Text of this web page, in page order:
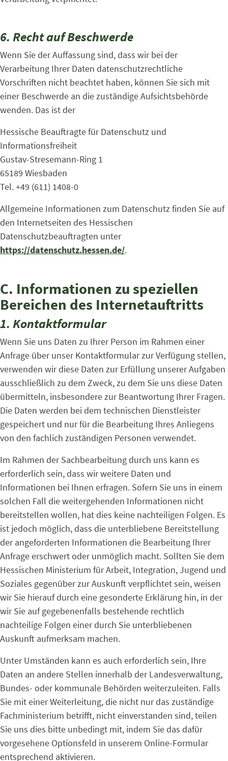
6. Recht auf Beschwerde
Wenn Sie der Auffassung sind, dass wir bei der
Verarbeitung Ihrer Daten datenschutzrechtliche
Vorschriften nicht beachtet haben, können Sie sich mit
einer Beschwerde an die zuständige Aufsichtsbehörde
wenden. Das ist der
Hessische Beauftragte für Datenschutz und
Informationsfreiheit
Gustav-Stresemann-Ring 1
65189 Wiesbaden
Tel. +49 (611) 1408-0
Allgemeine Informationen zum Datenschutz finden Sie auf
den Internetseiten des Hessischen
Datenschutzbeauftragten unter
https://datenschutz.hessen.de/.
C. Informationen zu speziellen
Bereichen des Internetauftritts
1. Kontaktformular
Wenn Sie uns Daten zu Ihrer Person im Rahmen einer
Anfrage über unser Kontaktformular zur Verfügung stellen,
verwenden wir diese Daten zur Erfüllung unserer Aufgaben
ausschließlich zu dem Zweck, zu dem Sie uns diese Daten
übermitteln, insbesondere zur Beantwortung Ihrer Fragen.
Die Daten werden bei dem technischen Dienstleister
gespeichert und nur für die Bearbeitung Ihres Anliegens
von den fachlich zuständigen Personen verwendet.
Im Rahmen der Sachbearbeitung durch uns kann es
erforderlich sein, dass wir weitere Daten und
Informationen bei Ihnen erfragen. Sofern Sie uns in einem
solchen Fall die weitergehenden Informationen nicht
bereitstellen wollen, hat dies keine nachteiligen Folgen. Es
ist jedoch möglich, dass die unterbliebene Bereitstellung
der angeforderten Informationen die Bearbeitung Ihrer
Anfrage erschwert oder unmöglich macht. Sollten Sie dem
Hessischen Ministerium für Arbeit, Integration, Jugend und
Soziales gegenüber zur Auskunft verpflichtet sein, weisen
wir Sie hierauf durch eine gesonderte Erklärung hin, in der
wir Sie auf gegebenenfalls bestehende rechtlich
nachteilige Folgen einer durch Sie unterbliebenen
Auskunft aufmerksam machen.
Unter Umständen kann es auch erforderlich sein, Ihre
Daten an andere Stellen innerhalb der Landesverwaltung,
Bundes- oder kommunale Behörden weiterzuleiten. Falls
Sie mit einer Weiterleitung, die nicht nur das zuständige
Fachministerium betrifft, nicht einverstanden sind, teilen
Sie uns dies bitte unbedingt mit, indem Sie das dafür
vorgesehene Optionsfeld in unserem Online-Formular
entsprechend aktivieren.